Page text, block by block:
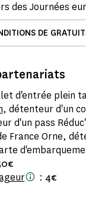
des Journées
DE
d'entrée plein
, détenteur d'un
d'un pass
France Orne,
: 4€